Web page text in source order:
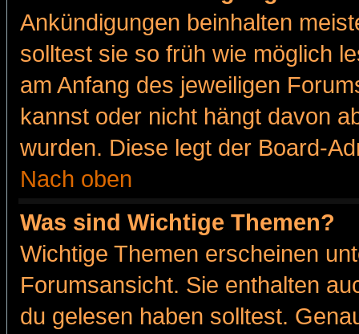
Ankündigungen beinhalten
solltest sie so früh wie möglich
am Anfang des jeweiligen
kannst oder nicht hängt davon
wurden. Diese legt der Board-
Nach oben
Was sind Wichtige Themen?
Wichtige Themen erscheinen
Forumsansicht. Sie enthalten
du gelesen haben solltest.